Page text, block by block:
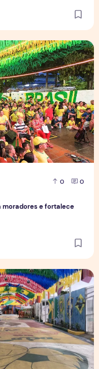
0 0
moradores e fortalece
moradores e
da Semulsp